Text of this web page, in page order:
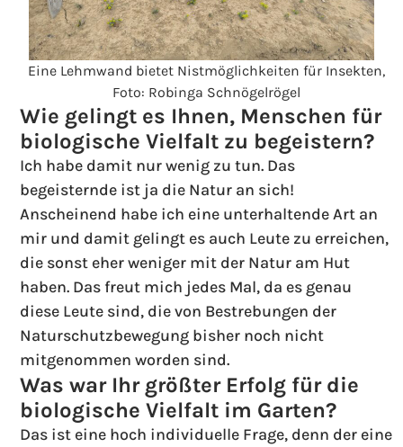
Eine Lehmwand bietet Nistmöglichkeiten für Insekten,
Foto: Robinga Schnögelrögel
Wie gelingt es Ihnen, Menschen für
biologische Vielfalt zu begeistern?
Ich habe damit nur wenig zu tun. Das
begeisternde ist ja die Natur an sich!
Anscheinend habe ich eine unterhaltende Art an
mir und damit gelingt es auch Leute zu erreichen,
die sonst eher weniger mit der Natur am Hut
haben. Das freut mich jedes Mal, da es genau
diese Leute sind, die von Bestrebungen der
Naturschutzbewegung bisher noch nicht
mitgenommen worden sind.
Was war Ihr größter Erfolg für die
biologische Vielfalt im Garten?
Das ist eine hoch individuelle Frage, denn der eine